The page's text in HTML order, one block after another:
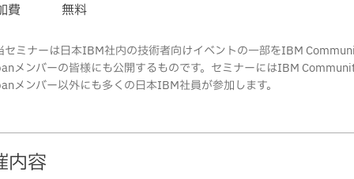
費
無料
セミナーは日本IBM社内の技術者向けイベントの一部をIBM
メンバーの皆様にも公開するものです。セミナーにはIBM
メンバー以外にも多くの日本IBM社員が参加します。
内容